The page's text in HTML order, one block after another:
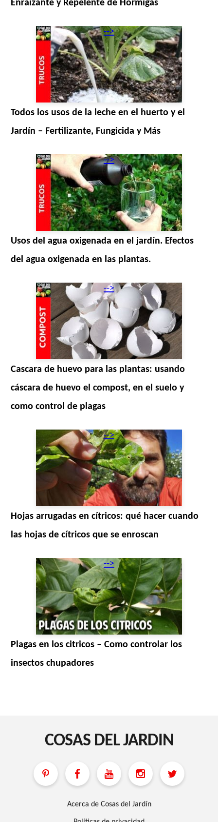
Enraizante y Repelente de Hormigas
-->
Todos los usos de la leche en el huerto y el
Jardín – Fertilizante, Fungicida y Más
-->
Usos del agua oxigenada en el jardín. Efectos
del agua oxigenada en las plantas.
-->
Cascara de huevo para las plantas: usando
cáscara de huevo el compost, en el suelo y
como control de plagas
-->
Hojas arrugadas en cítricos: qué hacer cuando
las hojas de cítricos que se enroscan
-->
Plagas en los citricos – Como controlar los
insectos chupadores
COSAS DEL JARDIN
Acerca de Cosas del Jardín